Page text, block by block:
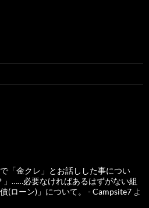
「金クレ」とお話しした事につい
」……必要なければあるはずがない組
(ローン)」について。 - Campsite7 よ